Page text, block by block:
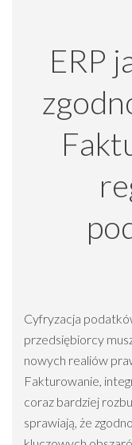
ERP
Cyfryzacja
przedsiębiorcy
nowych realiów
Fakturowanie,
coraz bardziej
sprawiają, że